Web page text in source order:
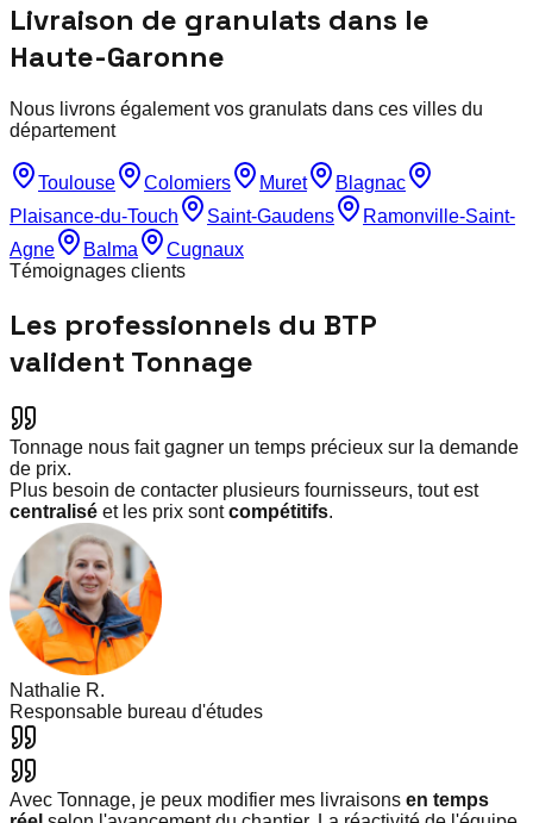
Livraison de granulats dans le
Haute-Garonne
Nous livrons également vos granulats dans ces villes du
département
Toulouse Colomiers Muret
Blagnac
Plaisance-du-Touch
Saint-Gaudens
Ramonville-Saint-
Agne
Balma
Cugnaux
Témoignages clients
Les professionnels du BTP
valident Tonnage
Tonnage nous fait gagner un temps précieux sur la demande
de prix.
Plus besoin de contacter plusieurs fournisseurs, tout est
centralisé et les prix sontcompétitifs.
Nathalie R.
Responsable bureau d'études
Avec Tonnage, je peux modifier mes livraisons en temps